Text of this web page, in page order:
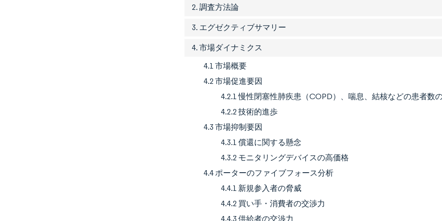
2. 調査方法論
3. エグゼクティブサマリー
4. 市場ダイナミクス
4.1 市場概要
4.2 市場促進要因
4.2.1 慢性閉塞性肺疾患（COPD）、喘息、結核などの患者数
4.2.2 技術的進歩
4.3 市場抑制要因
4.3.1 償還に関する懸念
4.3.2 モニタリングデバイスの高価格
4.4 ポーターのファイブフォース分析
4.4.1 新規参入者の脅威
4.4.2 買い手・消費者の交渉力
4.4.3 供給者の交渉力